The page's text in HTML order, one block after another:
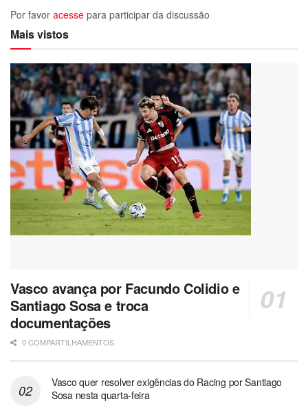
Por favor acesse para participar da discussão
Mais vistos
Vasco avança por Facundo Colidio e
Santiago Sosa e troca
documentações
0 COMPARTILHAMENTOS
Vasco quer resolver exigências do Racing por Santiago
Sosa nesta quarta-feira